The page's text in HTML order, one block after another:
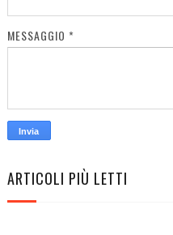
MESSAGGIO *
ARTICOLI PIÙ LETTI